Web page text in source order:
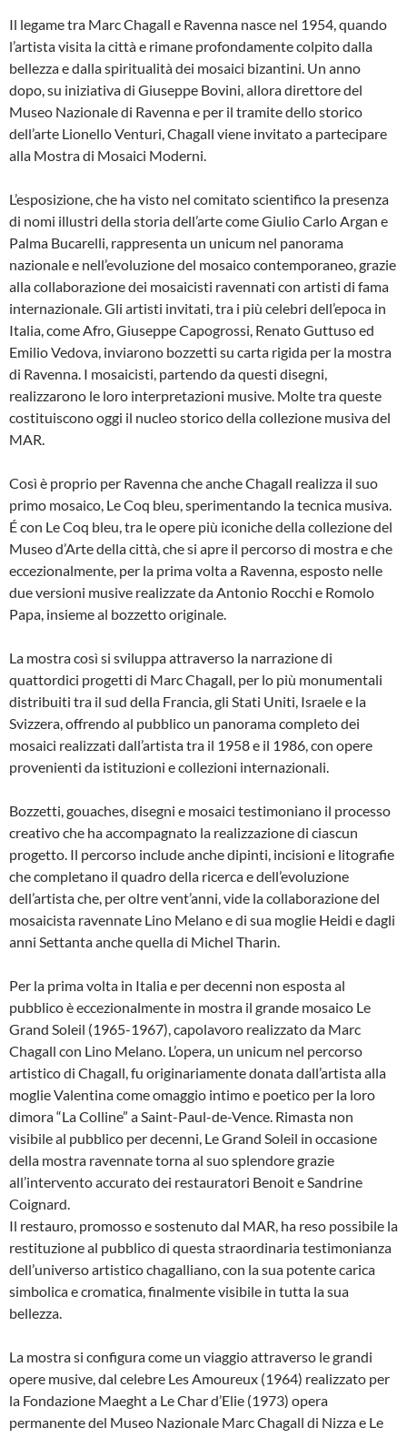
Il legame tra Marc Chagall e Ravenna nasce nel 1954, quando
l’artista visita la città e rimane profondamente colpito dalla
bellezza e dalla spiritualità dei mosaici bizantini. Un anno
dopo, su iniziativa di Giuseppe Bovini, allora direttore del
Museo Nazionale di Ravenna e per il tramite dello storico
dell’arte Lionello Venturi, Chagall viene invitato a partecipare
alla Mostra di Mosaici Moderni.
L’esposizione, che ha visto nel comitato scientifico la presenza
di nomi illustri della storia dell’arte come Giulio Carlo Argan e
Palma Bucarelli, rappresenta un unicum nel panorama
nazionale e nell’evoluzione del mosaico contemporaneo, grazie
alla collaborazione dei mosaicisti ravennati con artisti di fama
internazionale. Gli artisti invitati, tra i più celebri dell’epoca in
Italia, come Afro, Giuseppe Capogrossi, Renato Guttuso ed
Emilio Vedova, inviarono bozzetti su carta rigida per la mostra
di Ravenna. I mosaicisti, partendo da questi disegni,
realizzarono le loro interpretazioni musive. Molte tra queste
costituiscono oggi il nucleo storico della collezione musiva del
MAR.
Così è proprio per Ravenna che anche Chagall realizza il suo
primo mosaico, Le Coq bleu, sperimentando la tecnica musiva.
É con Le Coq bleu, tra le opere più iconiche della collezione del
Museo d’Arte della città, che si apre il percorso di mostra e che
eccezionalmente, per la prima volta a Ravenna, esposto nelle
due versioni musive realizzate da Antonio Rocchi e Romolo
Papa, insieme al bozzetto originale.
La mostra così si sviluppa attraverso la narrazione di
quattordici progetti di Marc Chagall, per lo più monumentali
distribuiti tra il sud della Francia, gli Stati Uniti, Israele e la
Svizzera, offrendo al pubblico un panorama completo dei
mosaici realizzati dall’artista tra il 1958 e il 1986, con opere
provenienti da istituzioni e collezioni internazionali.
Bozzetti, gouaches, disegni e mosaici testimoniano il processo
creativo che ha accompagnato la realizzazione di ciascun
progetto. Il percorso include anche dipinti, incisioni e litografie
che completano il quadro della ricerca e dell’evoluzione
dell’artista che, per oltre vent’anni, vide la collaborazione del
mosaicista ravennate Lino Melano e di sua moglie Heidi e dagli
anni Settanta anche quella di Michel Tharin.
Per la prima volta in Italia e per decenni non esposta al
pubblico è eccezionalmente in mostra il grande mosaico Le
Grand Soleil (1965-1967), capolavoro realizzato da Marc
Chagall con Lino Melano. L’opera, un unicum nel percorso
artistico di Chagall, fu originariamente donata dall’artista alla
moglie Valentina come omaggio intimo e poetico per la loro
dimora “La Colline” a Saint-Paul-de-Vence. Rimasta non
visibile al pubblico per decenni, Le Grand Soleil in occasione
della mostra ravennate torna al suo splendore grazie
all’intervento accurato dei restauratori Benoit e Sandrine
Coignard.
Il restauro, promosso e sostenuto dal MAR, ha reso possibile la
restituzione al pubblico di questa straordinaria testimonianza
dell’universo artistico chagalliano, con la sua potente carica
simbolica e cromatica, finalmente visibile in tutta la sua
bellezza.
La mostra si configura come un viaggio attraverso le grandi
opere musive, dal celebre Les Amoureux (1964) realizzato per
la Fondazione Maeght a Le Char d’Elie (1973) opera
permanente del Museo Nazionale Marc Chagall di Nizza e Le